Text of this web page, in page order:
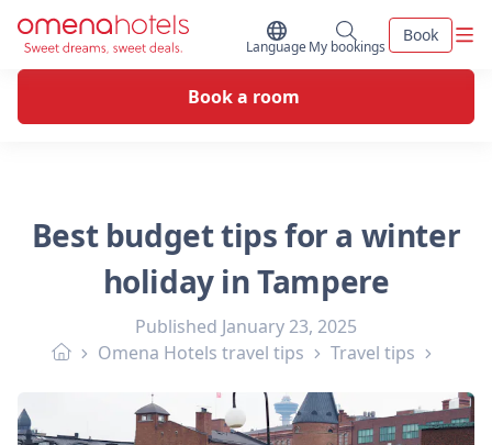
Skip to content
Switch Language
Language My bookings
My bookings
Book
Book a room
Best budget tips for a winter
holiday in Tampere
Published January 23, 2025
Omena Hotels travel tips
Travel tips